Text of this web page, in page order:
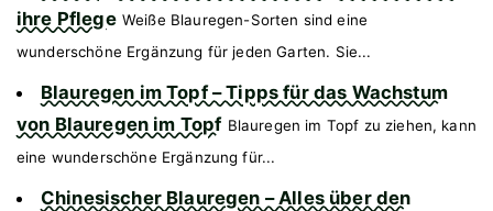
ihre Pflege Weiße Blauregen-Sorten sind eine
wunderschöne Ergänzung für jeden Garten. Sie...
Blauregen im Topf – Tipps für das Wachstum
von Blauregen im Topf Blauregen im Topf zu ziehen, kann
eine wunderschöne Ergänzung für...
Chinesischer Blauregen – Alles über den